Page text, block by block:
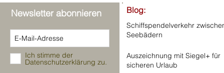
Newsletter abonnieren
Ich stimme der
Datenschutzerklärung zu.
Blog:
Schiffspendelverkehr
Seebädern
Auszeichnung mit Siegel+ für
sicheren Urlaub